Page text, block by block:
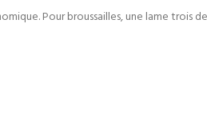
Pour broussailles, une lame trois